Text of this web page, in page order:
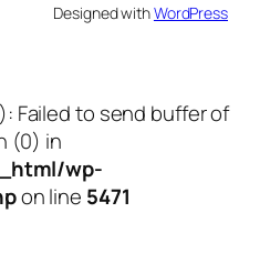
Designed withWordPress
Failed to send buffer of
(0) in
wp-
on line 5471